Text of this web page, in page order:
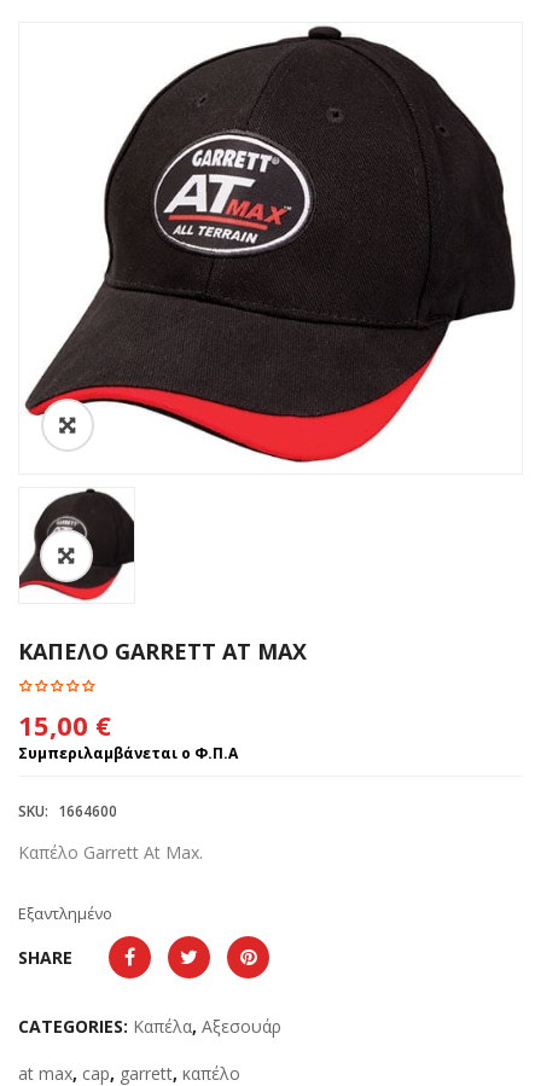
ΚΑΠΕΛΟ GARRETT AT MAX
15,00 €
Συμπεριλαμβάνεται ο Φ.Π.Α
SKU: 1664600
Καπέλο Garrett At Max.
Εξαντλημένο
SHARE
CATEGORIES: Καπέλα, Αξεσουάρ
at max, cap, garrett, καπέλο